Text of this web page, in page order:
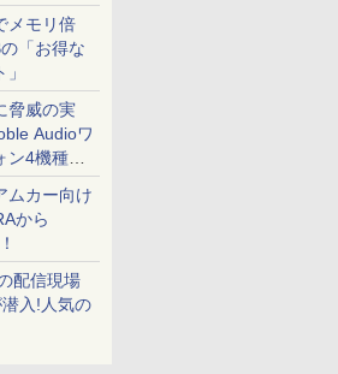
メモリ倍
「お得な
脅威の実
Audioワ
4機種を
ムカー向け
から
配信現場
潜入!人気の